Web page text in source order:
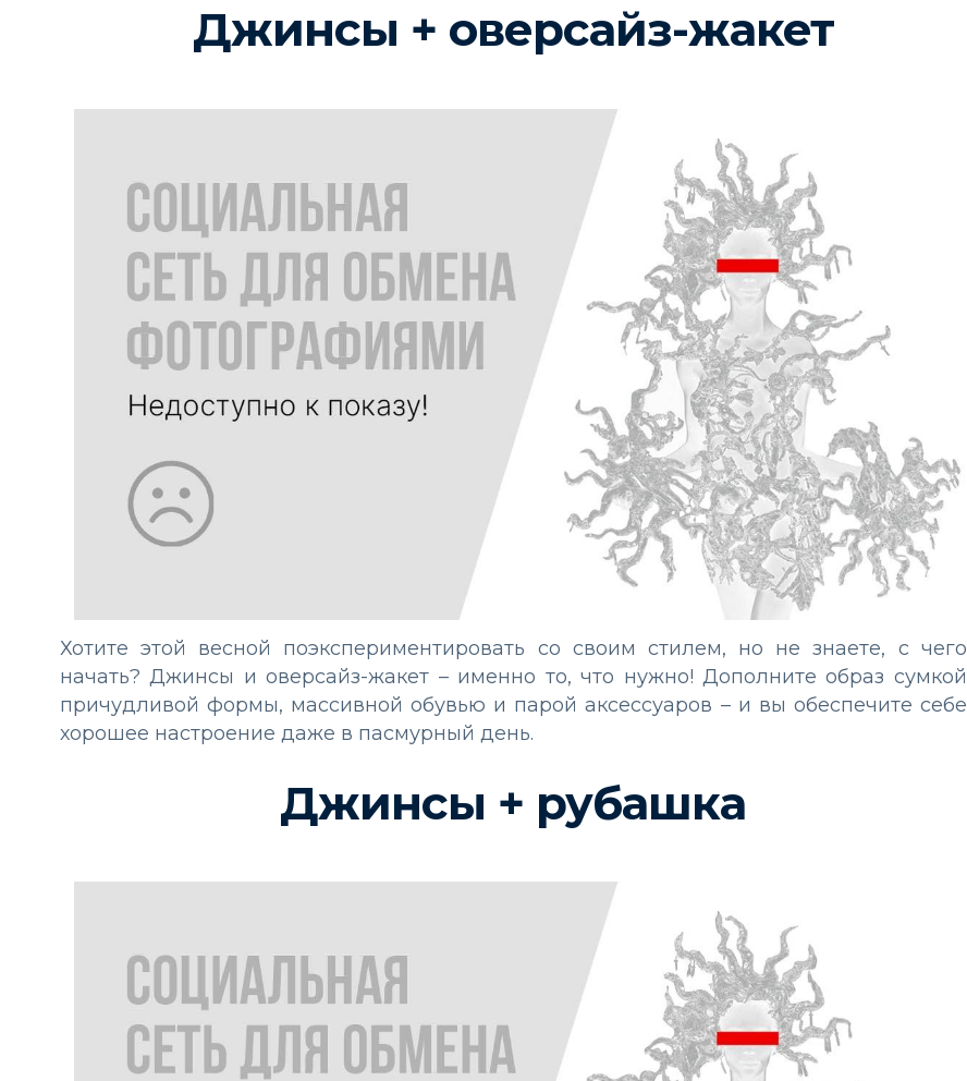
Джинсы + оверсайз-жакет
Хотите этой весной поэкспериментировать со своим стилем, но не знаете, с чего
начать? Джинсы и оверсайз-жакет – именно то, что нужно! Дополните образ сумкой
причудливой формы, массивной обувью и парой аксессуаров – и вы обеспечите себе
хорошее настроение даже в пасмурный день.
Джинсы + рубашка